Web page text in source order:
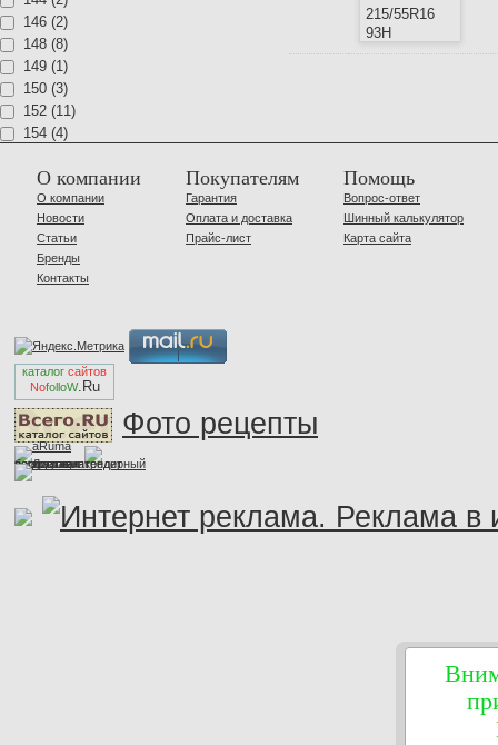
146 (2)
148 (8)
149 (1)
150 (3)
152 (11)
154 (4)
158 (1)
160 (5)
1006 (1)
О компании
О компании
Новости
Статьи
Бренды
Контакты
Покупателям
Гарантия
Оплата и доставка
Прайс-лист
Помощь
Вопрос-ответ
Шинный калькулятор
Карта сайта
каталог сайтов
NofolloW.Ru
Фото рецепты